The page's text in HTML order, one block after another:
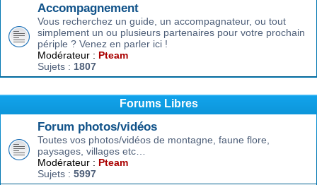
Accompagnement
Vous recherchez un guide, un accompagnateur, ou tout
simplement un ou plusieurs partenaires pour votre prochain
périple ? Venez en parler ici !
Modérateur : Pteam
Sujets : 1807
Forums Libres
Forum photos/vidéos
Toutes vos photos/vidéos de montagne, faune flore,
paysages, villages etc…
Modérateur : Pteam
Sujets : 5997